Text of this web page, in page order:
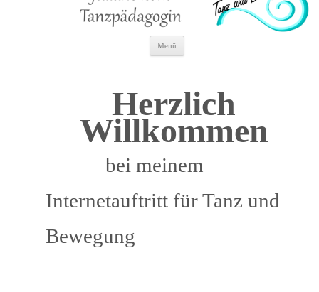
Menü
Herzlich
Willkommen
bei meinem
Internetauftritt für Tanz und
Bewegung